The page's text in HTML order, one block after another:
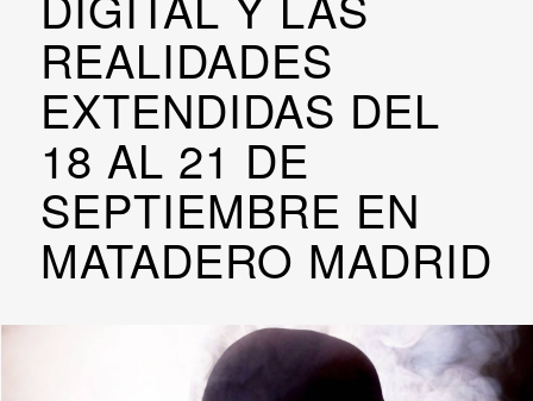
REALIDADES
EXTENDIDAS DEL
18 AL 21 DE
SEPTIEMBRE EN
MATADERO MADRID